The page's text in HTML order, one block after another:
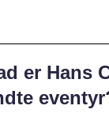
er Hans